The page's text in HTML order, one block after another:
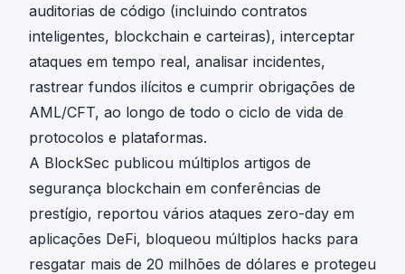
auditorias de código (incluindo contratos
inteligentes, blockchain e carteiras), interceptar
ataques em tempo real, analisar incidentes,
rastrear fundos ilícitos e cumprir obrigações de
AML/CFT, ao longo de todo o ciclo de vida de
protocolos e plataformas.
A BlockSec publicou múltiplos artigos de
segurança blockchain em conferências de
prestígio, reportou vários ataques zero-day em
aplicações DeFi, bloqueou múltiplos hacks para
resgatar mais de 20 milhões de dólares e protegeu